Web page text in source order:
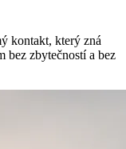
kontakt, který zná
bez zbytečností a bez